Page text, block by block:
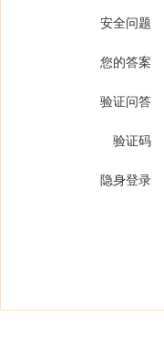
安全问题
您的答案
验证问答
验证码
隐身登录